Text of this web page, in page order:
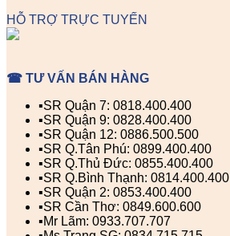
HỖ TRỢ TRỰC TUYẾN
☎ TƯ VẤN BÁN HÀNG
▪️SR Quận 7: 0818.400.400
▪️SR Quận 9: 0828.400.400
▪️SR Quận 12: 0886.500.500
▪️SR Q.Tân Phú: 0899.400.400
▪️SR Q.Thủ Đức: 0855.400.400
▪️SR Q.Bình Thạnh: 0814.400.400
▪️SR Quận 2: 0853.400.400
▪️SR Cần Thơ: 0849.600.600
▪️Mr Lãm: 0933.707.707